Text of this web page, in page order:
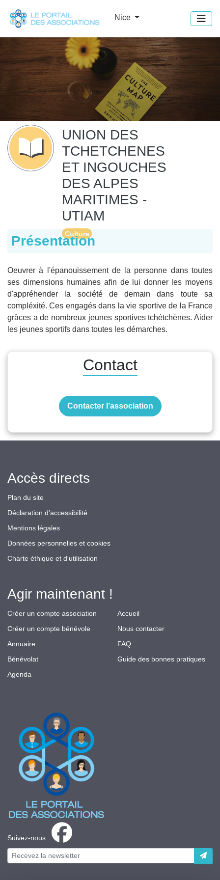
Nice
UNION DES
TCHETCHENES
ET INGOUCHES
DES ALPES
MARITIMES -
UTIAM
Culture
Présentation
Oeuvrer à l'épanouissement de la personne dans toutes
ses dimensions humaines afin de lui donner les moyens
d'appréhender la société de demain dans toute sa
compléxité. Ces engagés dans la vie sportive de la France
grâces a de nombreux jeunes sportives tchétchènes. Aider
les jeunes sportifs dans toutes les démarches.
Contact
Contacter l’association
Suivez-nous
Accès directs
Plan du site
Déclaration d’accessibilité
Mentions légales
Données personnelles et cookies
Charte éthique et d'utilisation
Agir maintenant !
Créer un compte association
Créer un compte bénévole
Annuaire
Bénévolat
Agenda
Accueil
Nous contacter
FAQ
Guide des bonnes pratiques